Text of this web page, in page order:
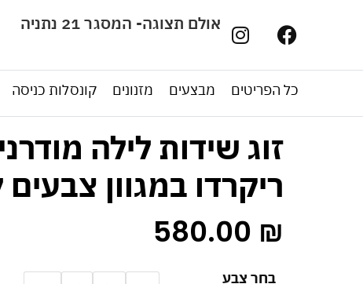
אולם תצוגה- המסגר 21 נתניה
כל הפריטים מבצעים מזנונים קונסלות כניסה
זוג שידות לילה
ריקרדו במגוון
580.00 ₪
בחר צבע